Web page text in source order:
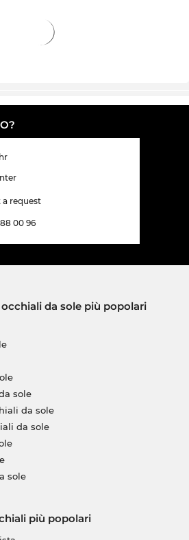
a request
00 96
da sole più popolari
sole
da sole
da sole
sole
più popolari